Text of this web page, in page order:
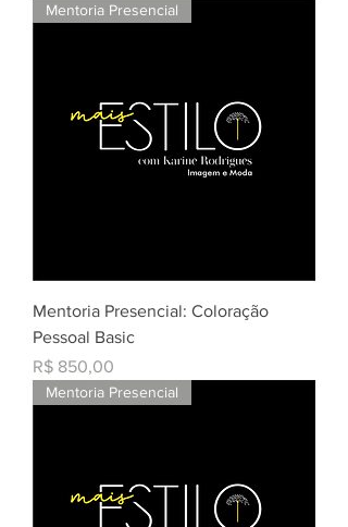
Mentoria Presencial
Mentoria Presencial: Coloração
Pessoal Basic
Preço
R$ 850,00
Mentoria Presencial